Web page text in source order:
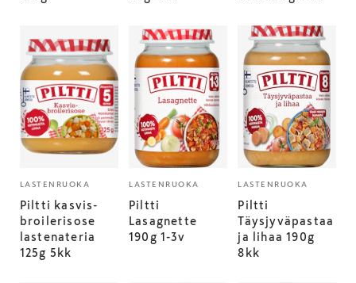
LASTENRUOKA
Piltti kasvis-
broilerisose
lastenateria
125g 5kk
LASTENRUOKA
Piltti
Lasagnette
190g 1-3v
LASTENRUOKA
Piltti
Täysjyväpastaa
ja lihaa 190g
8kk